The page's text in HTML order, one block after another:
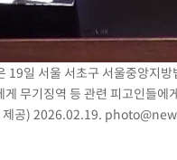
최고 35도' 무더위, 열대야 계속[
논란 사과…쇄신의 기회로 삼겠
' 축구협회 "실망과 걱정 안겨
해안 최대 150㎜ 비
0.6% 나스닥 1.3%↑
19일 서울 서초구 서울중앙지
게 무기징역 등 관련 피고인들
제공) 2026.02.19.